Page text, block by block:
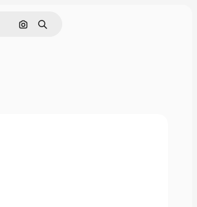
Pesquisar por imagem
Buscar